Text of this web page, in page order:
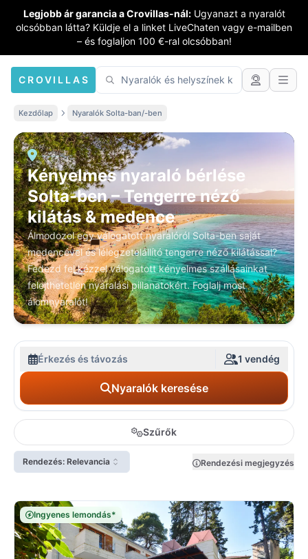
Legjobb ár garancia a Crovillas-nál: Ugyanazt a nyaralót
olcsóbban látta? Küldje el a linket LiveChaten vagy e-mailben
– és foglaljon 100 €-ral olcsóbban!
CROVILLAS
Kezdőlap Nyaralók Solta-ban/-ben
Kényelmes nyaraló bérlése
Solta-ben – Tengerre néző
kilátás & medence
Álmodozol egy válogatott nyaralóról Solta-ben saját
medencével és lélegzetelállító tengerre néző kilátással?
Fedezd fel kézzel válogatott kényelmes szállásainkat
felejthetetlen nyaralási pillanatokért. Foglalj most
álomnyaralót!
Érkezés és távozás 1 vendég
Nyaralók keresése
Szűrők
Rendezés: Relevancia Rendezési megjegyzés
Ingyenes lemondás*